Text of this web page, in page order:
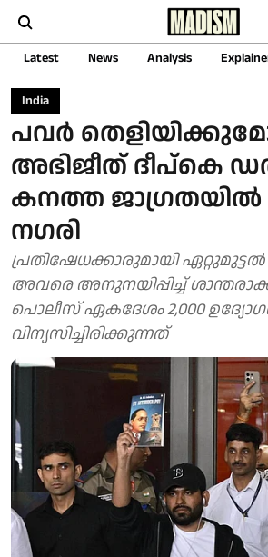
Latest News Analysis
India
പവർ
അഭിജീത് ദീപ്കെ
കനത്ത
നഗരി
പ്രതിഷേധക്കാരുമായി ഏറ്റുമുട്ടൽ
അവരെ അനുനയിപ്പിച്ച്
പൊലീസ് ഏകദേശം 2,000
വിന്യസിച്ചിരിക്കുന്നത്